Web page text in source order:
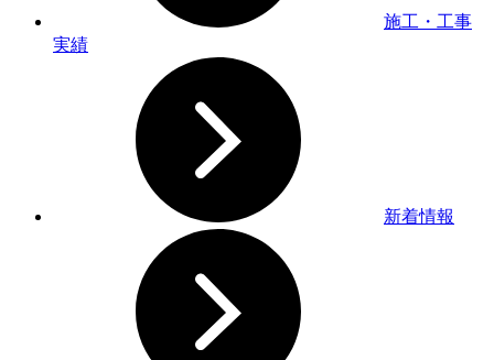
施工・工事
実績
新着情報